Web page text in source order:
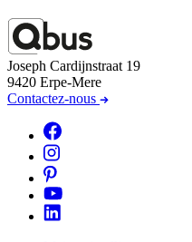
Joseph Cardijnstraat 19
9420 Erpe-Mere
Contactez-nous